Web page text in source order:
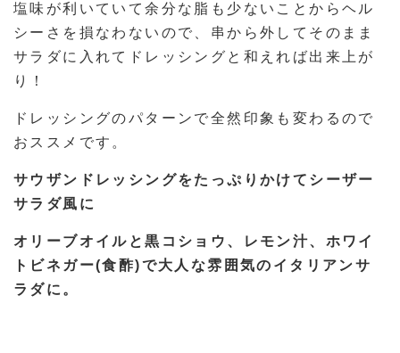
塩味が利いていて余分な脂も少ないことからヘル
シーさを損なわないので、串から外してそのまま
サラダに入れてドレッシングと和えれば出来上が
り！
ドレッシングのパターンで全然印象も変わるので
おススメです。
サウザンドレッシングをたっぷりかけてシーザー
サラダ風に
オリーブオイルと黒コショウ、レモン汁、ホワイ
トビネガー(食酢)で大人な雰囲気のイタリアンサ
ラダに。